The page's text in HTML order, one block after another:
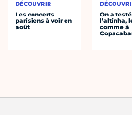
DÉCOUVRIR
Les concerts
parisiens à voir en
août
On a testé
l’altinha,
comme à